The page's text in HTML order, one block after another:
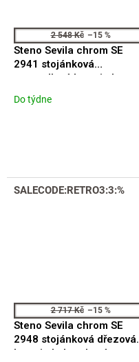
2 548 Kč –15 %
Steno Sevila chrom SE
2941 stojánková
umyvadlová baterie bez
Do týdne
SALECODE:RETRO3:3:%
2 717 Kč –15 %
Steno Sevila chrom SE
2948 stojánková dřezová
baterie kohoutková